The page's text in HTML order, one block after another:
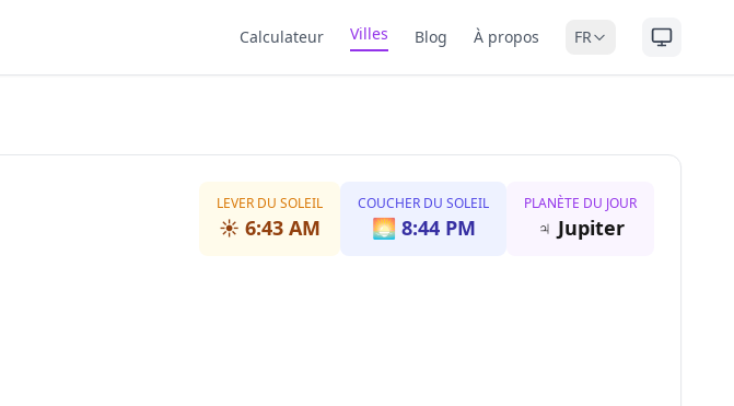
Calculateur Villes Blog À propos FR
LEVER DU SOLEIL
☀️ 6:43 AM
COUCHER DU SOLEIL
🌅 8:44 PM
PLANÈTE DU JOUR
♃ Jupiter